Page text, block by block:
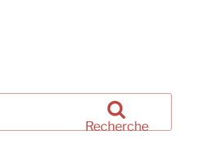
Recherche